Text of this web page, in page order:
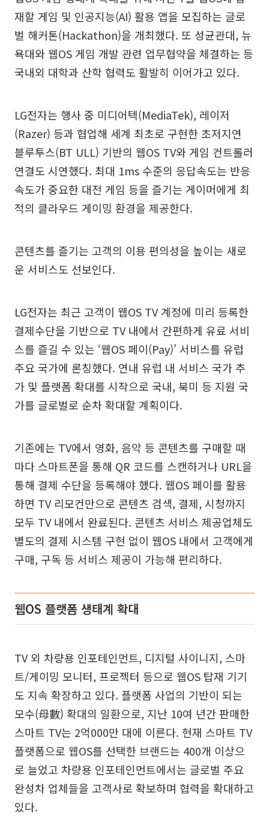
재할 게임 및 인공지능(AI) 활용 앱을 모집하는 글로
벌 해커톤(Hackathon)을 개최했다. 또 성균관대, 뉴
욕대와 웹OS 게임 개발 관련 업무협약을 체결하는 등
국내외 대학과 산학 협력도 활발히 이어가고 있다.
LG전자는 행사 중 미디어텍(MediaTek), 레이저
(Razer) 등과 협업해 세계 최초로 구현한 초저지연
블루투스(BT ULL) 기반의 웹OS TV와 게임 컨트롤러
연결도 시연했다. 최대 1ms 수준의 응답속도는 반응
속도가 중요한 대전 게임 등을 즐기는 게이머에게 최
적의 클라우드 게이밍 환경을 제공한다.
콘텐츠를 즐기는 고객의 이용 편의성을 높이는 새로
운 서비스도 선보인다.
LG전자는 최근 고객이 웹OS TV 계정에 미리 등록한
결제수단을 기반으로 TV 내에서 간편하게 유료 서비
스를 즐길 수 있는 ‘웹OS 페이(Pay)’ 서비스를 유럽
주요 국가에 론칭했다. 연내 유럽 내 서비스 국가 추
가 및 플랫폼 확대를 시작으로 국내, 북미 등 지원 국
가를 글로벌로 순차 확대할 계획이다.
기존에는 TV에서 영화, 음악 등 콘텐츠를 구매할 때
마다 스마트폰을 통해 QR 코드를 스캔하거나 URL을
통해 결제 수단을 등록해야 했다. 웹OS 페이를 활용
하면 TV 리모컨만으로 콘텐츠 검색, 결제, 시청까지
모두 TV 내에서 완료된다. 콘텐츠 서비스 제공업체도
별도의 결제 시스템 구현 없이 웹OS 내에서 고객에게
구매, 구독 등 서비스 제공이 가능해 편리하다.
웹OS 플랫폼 생태계 확대
TV 외 차량용 인포테인먼트, 디지털 사이니지, 스마
트/게이밍 모니터, 프로젝터 등으로 웹OS 탑재 기기
도 지속 확장하고 있다. 플랫폼 사업의 기반이 되는
모수(母數) 확대의 일환으로, 지난 10여 년간 판매한
스마트 TV는 2억000만 대에 이른다. 현재 스마트 TV
플랫폼으로 웹OS를 선택한 브랜드는 400개 이상으
로 늘었고 차량용 인포테인먼트에서는 글로벌 주요
완성차 업체들을 고객사로 확보하며 협력을 확대하고
있다.